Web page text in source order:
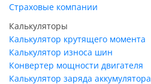
Страховые компании
Калькуляторы
Калькулятор крутящего момента
Калькулятор износа шин
Конвертер мощности двигателя
Калькулятор заряда аккумулятора